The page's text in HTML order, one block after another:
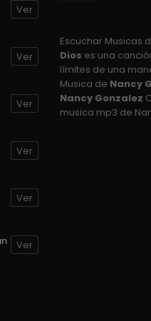
Escuchar Musicas
Dios es una
límites de una
Musica de Nancy
Nancy Gonzalez
musica mp3 de
Ver
Ver
Ver
Ver
Ver
Ver